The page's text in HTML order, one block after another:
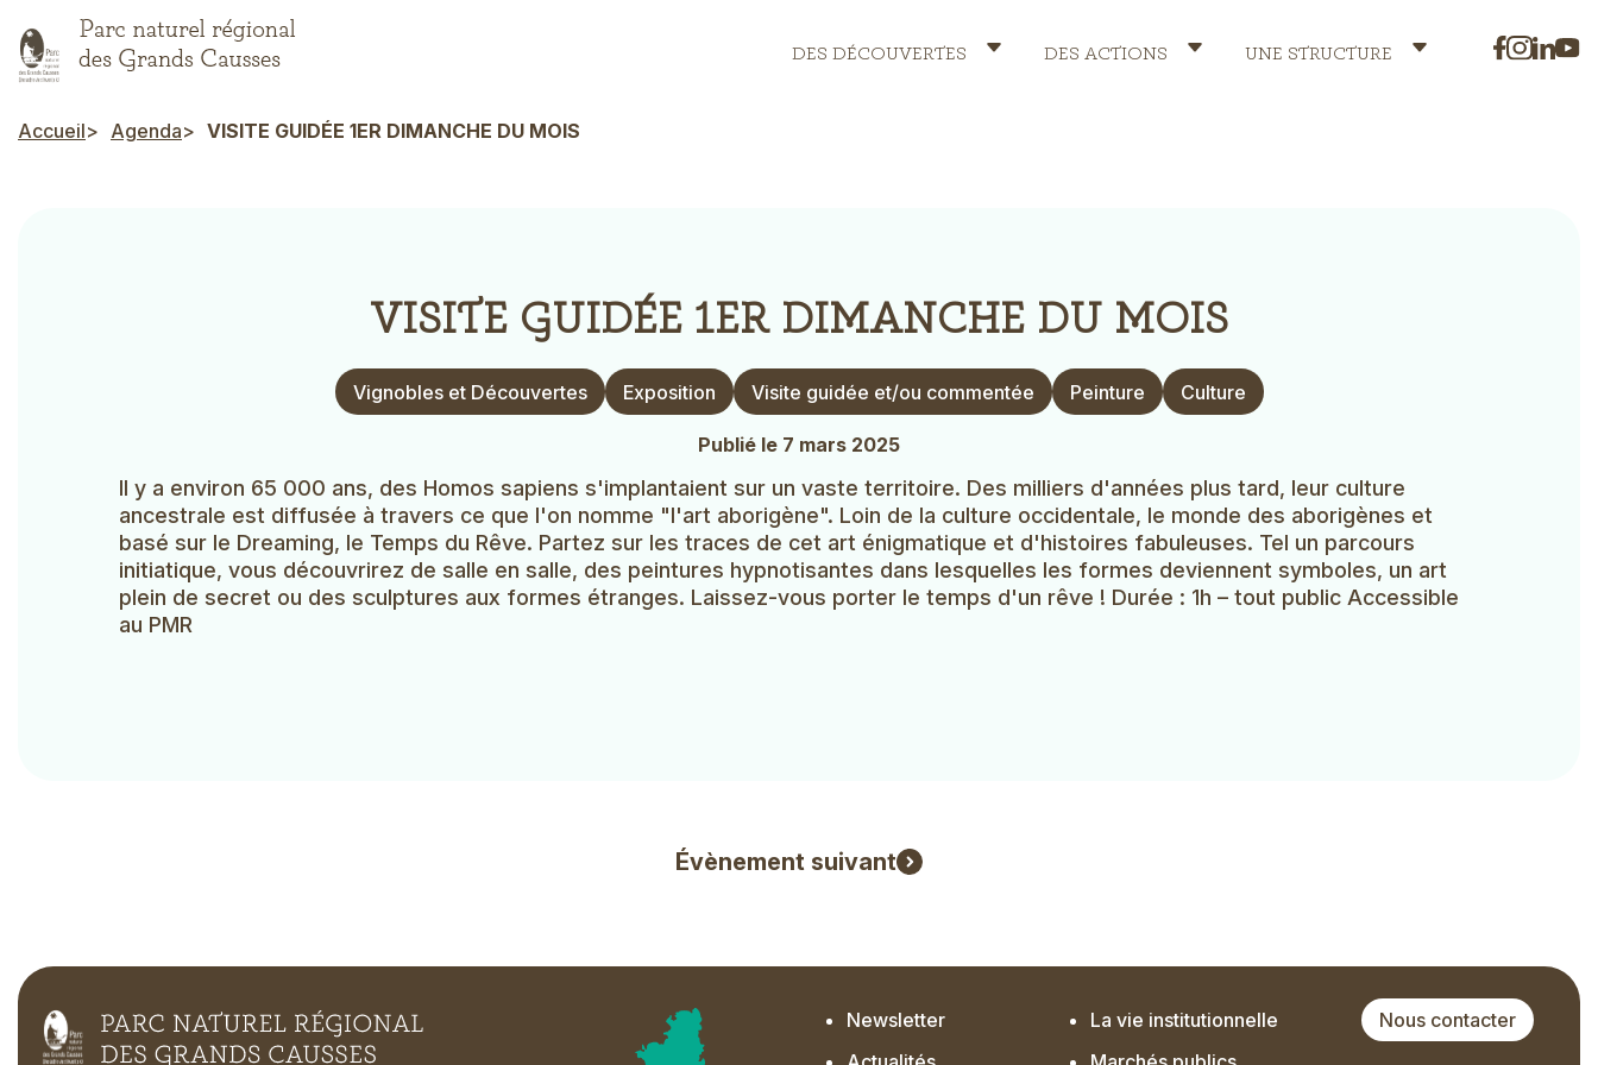
au
contenu
Header
DES DÉCOUVERTES DES ACTIONS UNE STRUCTURE
Fil d'Ariane
Accueil Agenda VISITE GUIDÉE 1ER DIMANCHE DU MOIS
VISITE GUIDÉE 1ER DIMANCHE DU MOIS
Vignobles et Découvertes Exposition Visite guidée et/ou commentée Peinture Culture
Publié le 7 mars 2025
Il y a environ 65 000 ans, des Homos sapiens s'implantaient sur un vaste territoire. Des milliers d'années plus tard, leur culture
ancestrale est diffusée à travers ce que l'on nomme "l'art aborigène". Loin de la culture occidentale, le monde des aborigènes et
basé sur le Dreaming, le Temps du Rêve. Partez sur les traces de cet art énigmatique et d'histoires fabuleuses. Tel un parcours
initiatique, vous découvrirez de salle en salle, des peintures hypnotisantes dans lesquelles les formes deviennent symboles, un art
plein de secret ou des sculptures aux formes étranges. Laissez-vous porter le temps d'un rêve ! Durée : 1h – tout public Accessible
au PMR
Évènement suivant
Newsletter
La vie institutionnelle
Nous contacter